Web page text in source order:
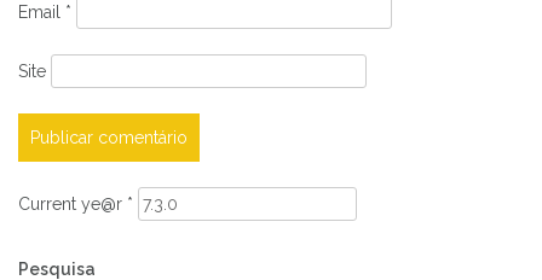
Email *
Site
Current ye@r *
Pesquisa